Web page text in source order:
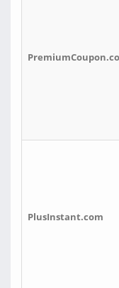
PlusInstant.com